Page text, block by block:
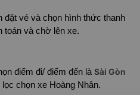
đặt vé và chọn hình thức thanh
toán và chờ lên xe.
điểm đi/ điểm đến là Sài Gòn
lọc chọn xe Hoàng Nhân.